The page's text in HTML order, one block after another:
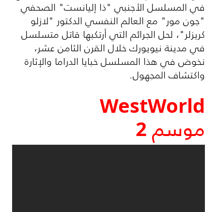
في المسلسل الأجنبي "ذا إليانست" الصحفي
"جون مور" مع العالم النفسي الدكتور "لازلو
كريزلر"، لحل الجرائم التي أرتكبها قاتل متسلسل
في مدينة نيويورك خلال القرن الثامن عشر،
نخوض في هذا المسلسل خبايا الدراما والإثارة
واكتشاف المجهول.
WestWorld
موسم 2